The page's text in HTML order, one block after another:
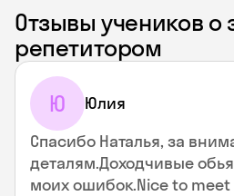
Отзывы учеников о
репетитором
Ю Юлия
Спасибо Наталья, за
деталям.Доходчивые
моих ошибок.Nice to meet